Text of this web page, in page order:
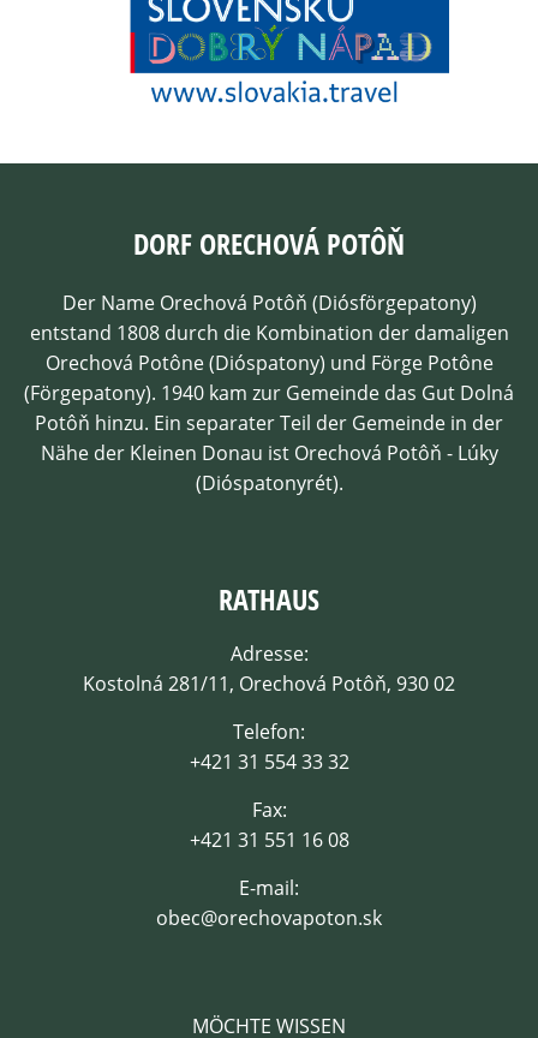
DORF ORECHOVÁ POTÔŇ
Der Name Orechová Potôň (Diósförgepatony)
entstand 1808 durch die Kombination der damaligen
Orechová Potône (Dióspatony) und Förge Potône
(Förgepatony). 1940 kam zur Gemeinde das Gut Dolná
Potôň hinzu. Ein separater Teil der Gemeinde in der
Nähe der Kleinen Donau ist Orechová Potôň - Lúky
(Dióspatonyrét).
MÖCHTE WISSEN
RATHAUS
Adresse:
Kostolná 281/11, Orechová Potôň, 930 02
Telefon:
+421 31 554 33 32
Fax:
+421 31 551 16 08
E-mail:
obec@orechovapoton.sk